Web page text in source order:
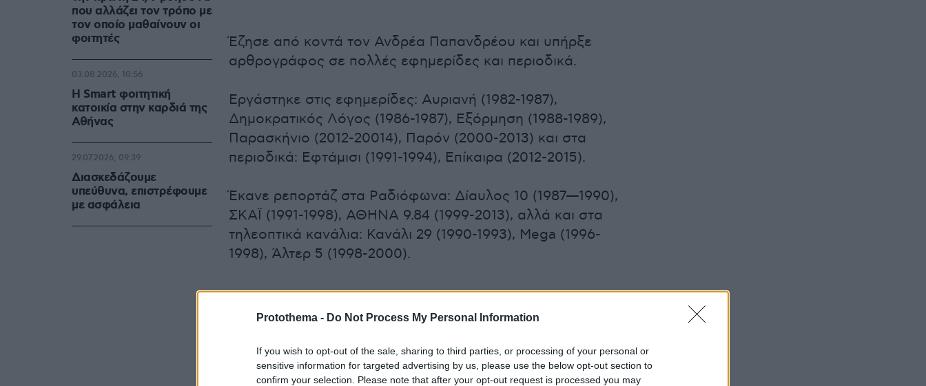
Protothema - Do Not Process My Personal Information
If you wish to opt-out of the sale, sharing to third parties, or processing of your personal or
sensitive information for targeted advertising by us, please use the below opt-out section to
confirm your selection. Please note that after your opt-out request is processed you may
Έζησε από κοντά τον Ανδρέα Παπανδρέου και υπήρξε
αρθρογράφος σε πολλές εφημερίδες και περιοδικά.
Εργάστηκε στις εφημερίδες: Αυριανή (1982-1987),
Δημοκρατικός Λόγος (1986-1987), Εξόρμηση (1988-1989),
Παρασκήνιο (2012-20014), Παρόν (2000-2013) και στα
περιοδικά: Εφτάμισι (1991-1994), Επίκαιρα (2012-2015).
Έκανε ρεπορτάζ στα Ραδιόφωνα: Δίαυλος 10 (1987—1990),
ΣΚΑΪ (1991-1998), ΑΘΗΝΑ 9.84 (1999-2013), αλλά και στα
τηλεοπτικά κανάλια: Κανάλι 29 (1990-1993), Mega (1996-
1998), Άλτερ 5 (1998-2000).
Τα τελευταία χρόνια ήταν σύμβουλος στην Προεδρία της
που αλλάζει τον τρόπο με
τον οποίο μαθαίνουν οι
φοιτητές
Η Smart φοιτητική
κατοικία στην καρδιά της
Αθήνας
03.08.2026, 10:56
Διασκεδάζουμε
υπεύθυνα, επιστρέφουμε
με ασφάλεια
29.07.2026, 09:39